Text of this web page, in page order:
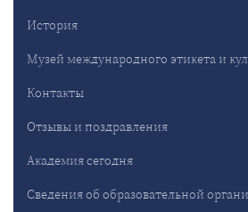
История
Музей международного этикета и
Контакты
Отзывы и поздравления
Академия сегодня
Сведения об образовательной